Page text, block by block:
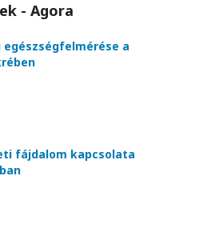
- Agora
a
fájdalom kapcsolata